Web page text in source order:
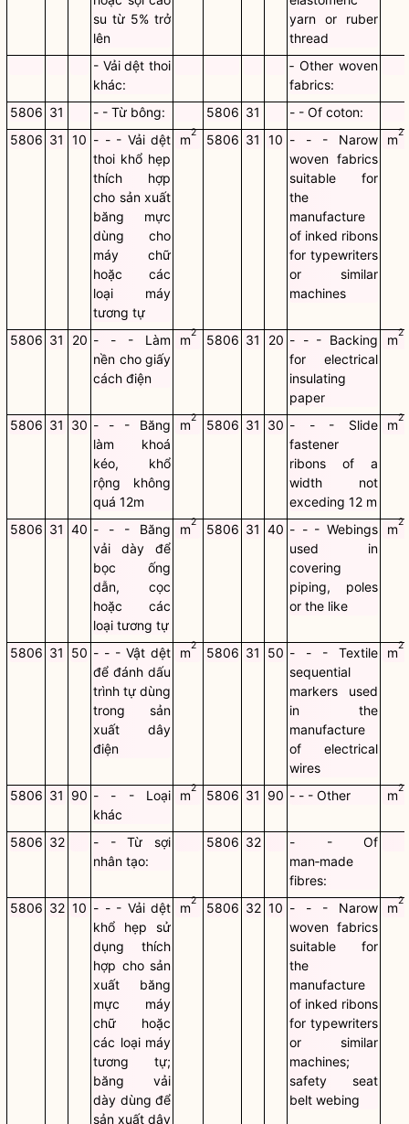
su từ 5% trở
lên
yarn or ruber
thread
- Vải dệt thoi
khác:
‑ Other woven
fabrics:
5806 31 - - Từ bông: 5806 31
- - Of coton:
5806 31 10 - - - Vải dệt
thoi khổ hẹp
thích hợp
cho sản xuất
băng mực
dùng cho
máy chữ
hoặc các
loại máy
tương tự
m2 5806 31 10 - - - Narow
woven fabrics
suitable for
the
manufacture
of inked ribons
for typewriters
or similar
machines
m2
5806 31 20 - - - Làm
nền cho giấy
cách điện
m2 5806 31 20 - - - Backing
for electrical
insulating
paper
m2
5806 31 30 - - - Băng
làm khoá
kéo, khổ
rộng không
quá 12m
m2 5806 31 30 - - - Slide
fastener
ribons of a
width not
exceding 12 m
m2
5806 31 40 - - - Băng
vải dày để
bọc ống
dẫn, cọc
hoặc các
loại tương tự
m2 5806 31 40 - - - Webings
used in
covering
piping, poles
or the like
m2
5806 31 50 - - - Vật dệt
để đánh dấu
trình tự dùng
trong sản
xuất dây
điện
m2 5806 31 50 - - - Textile
sequential
markers used
in the
manufacture
of electrical
wires
m2
5806 31 90 - - - Loại
khác
m2 5806 31 90 - - - Other m2
5806 32
- - Từ sợi
nhân tạo:
5806 32
- - Of
man‑made
fibres:
5806 32 10 - - - Vải dệt
khổ hẹp sử
dụng thích
hợp cho sản
xuất băng
mực máy
chữ hoặc
các loại máy
tương tự;
băng vải
dày dùng để
sản xuất dây
m2 5806 32 10 - - - Narow
woven fabrics
suitable for
the
manufacture
of inked ribons
for typewriters
or similar
machines;
safety seat
belt webing
m2